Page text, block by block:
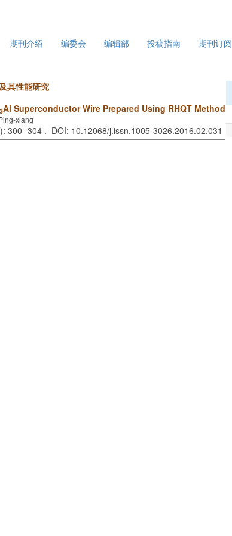
期刊介绍 编委会 编辑部 投稿指南 期刊订阅
其性能研究
3Al Superconductor Wire Prepared Using RHQT Method
xiang
): 300 -304 . DOI: 10.12068/j.issn.1005-3026.2016.02.031